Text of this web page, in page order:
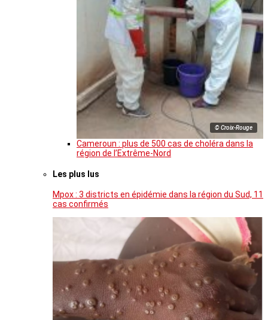
© Croix-Rouge
Cameroun : plus de 500 cas de choléra dans la
région de l’Extrême-Nord
Les plus lus
Mpox : 3 districts en épidémie dans la région du Sud, 11
cas confirmés